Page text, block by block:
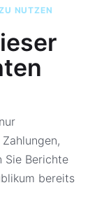
NUTZEN
Sie Berichte
bereits